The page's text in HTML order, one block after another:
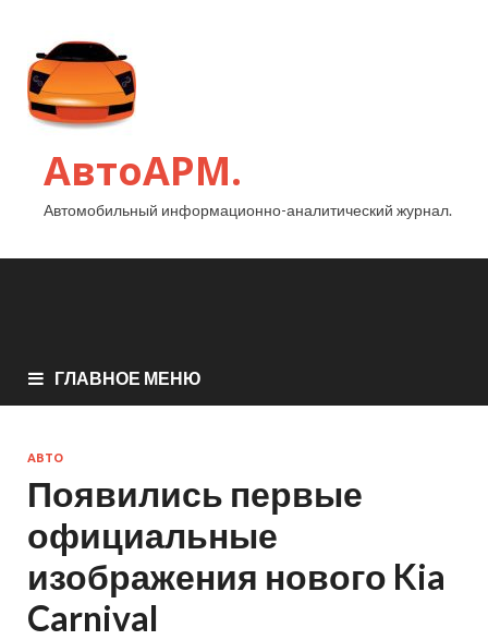
АвтоАРМ.
Автомобильный информационно-аналитический журнал.
ГЛАВНОЕ МЕНЮ
АВТО
Появились первые
официальные
изображения нового Kia
Carnival